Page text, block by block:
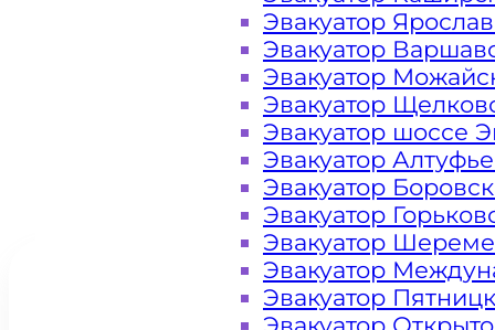
Москва
Эвакуатор
Эвакуатор
Эвакуатор
Эвакуатор
Эвакуатор шоссе
Эвакуатор
Эвакуатор
Эвакуатор
Эвакуатор
Эвакуатор
Эвакуатор